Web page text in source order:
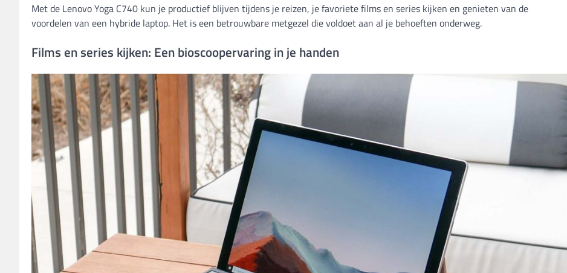
Met de Lenovo Yoga C740 kun je productief blijven tijdens je reizen, je favoriete films en series kijken en genieten van de
voordelen van een hybride laptop. Het is een betrouwbare metgezel die voldoet aan al je behoeften onderweg.
Films en series kijken: Een bioscoopervaring in je handen